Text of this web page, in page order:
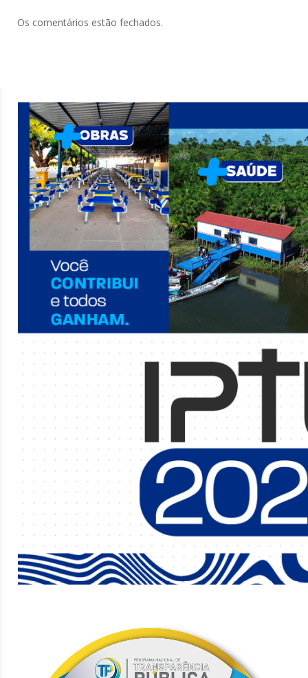
Os comentários estão fechados.